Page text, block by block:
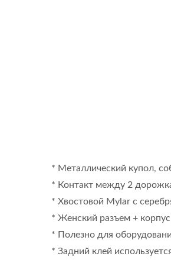
* Металлический купол,
* Контакт между 2
* Хвостовой Mylar с
* Женский разъем +
* Полезно для
* Задний клей